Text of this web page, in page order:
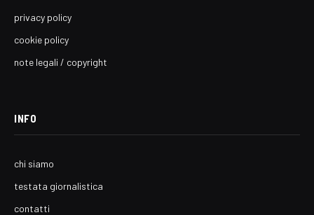
privacy policy
cookie policy
note legali / copyright
INFO
chi siamo
testata giornalistica
contatti